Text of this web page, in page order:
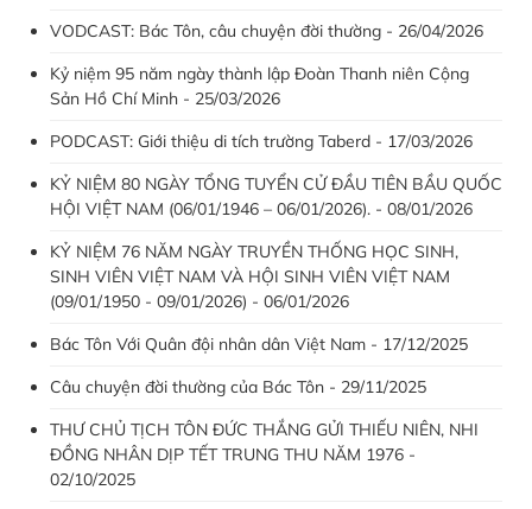
VODCAST: Bác Tôn, câu chuyện đời thường - 26/04/2026
Kỷ niệm 95 năm ngày thành lập Đoàn Thanh niên Cộng
Sản Hồ Chí Minh - 25/03/2026
PODCAST: Giới thiệu di tích trường Taberd - 17/03/2026
KỶ NIỆM 80 NGÀY TỔNG TUYỂN CỬ ĐẦU TIÊN BẦU QUỐC
HỘI VIỆT NAM (06/01/1946 – 06/01/2026). - 08/01/2026
KỶ NIỆM 76 NĂM NGÀY TRUYỀN THỐNG HỌC SINH,
SINH VIÊN VIỆT NAM VÀ HỘI SINH VIÊN VIỆT NAM
(09/01/1950 - 09/01/2026) - 06/01/2026
Bác Tôn Với Quân đội nhân dân Việt Nam - 17/12/2025
Câu chuyện đời thường của Bác Tôn - 29/11/2025
THƯ CHỦ TỊCH TÔN ĐỨC THẮNG GỬI THIẾU NIÊN, NHI
ĐỒNG NHÂN DỊP TẾT TRUNG THU NĂM 1976 -
02/10/2025